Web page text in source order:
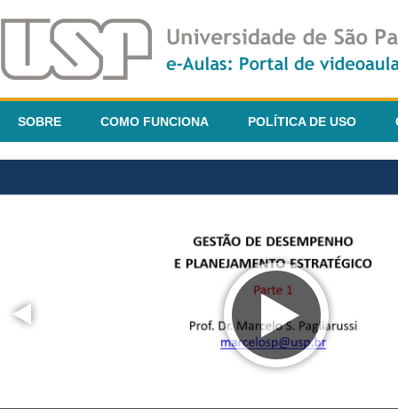
SOBRE COMO FUNCIONA POLÍTICA DE USO